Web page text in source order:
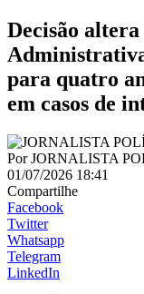
Decisão
para quatro
em casos de
PorJORNALISTA
01/07/2026 18:41
Compartilhe
Facebook
Twitter
Whatsapp
Telegram
LinkedIn